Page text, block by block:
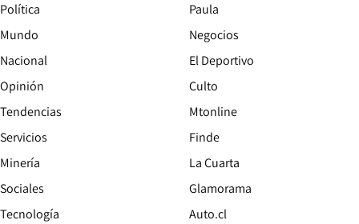
Política
Mundo
Nacional
Opinión
Tendencias
Servicios
Minería
Sociales
Tecnología
Paula
Negocios
El Deportivo
Culto
Mtonline
Finde
La Cuarta
Glamorama
Auto.cl